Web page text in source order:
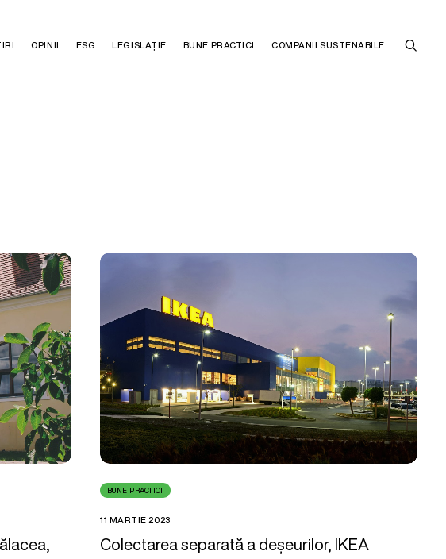
OPINII ESG LEGISLAȚIE BUNE PRACTICI COMPANII SUSTENABILE
BUNE PRACTICI
11 MARTIE 2023
Colectarea separată a deșeurilor, IKEA